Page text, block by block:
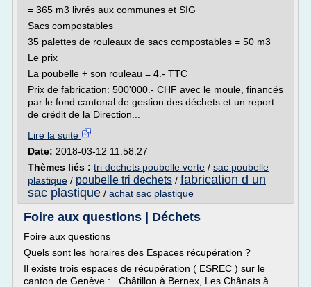
= 365 m3 livrés aux communes et SIG
Sacs compostables
35 palettes de rouleaux de sacs compostables = 50 m3
Le prix
La poubelle + son rouleau = 4.- TTC
Prix de fabrication: 500'000.- CHF avec le moule, financés
par le fond cantonal de gestion des déchets et un report
de crédit de la Direction...
Lire la suite
Date: 2018-03-12 11:58:27
Thèmes liés : tri dechets poubelle verte / sac poubelle
plastique / poubelle tri dechets / fabrication d un
sac plastique / achat sac plastique
Foire aux questions | Déchets
Foire aux questions
Quels sont les horaires des Espaces récupération ?
Il existe trois espaces de récupération ( ESREC ) sur le
canton de Genève : Châtillon à Bernex, Les Chânats à